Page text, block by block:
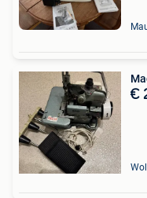
€